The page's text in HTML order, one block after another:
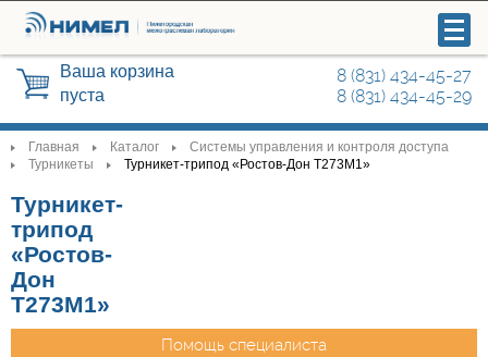
Видеонаблюдение
Системы управления и контроля
доступа
Охранные сигнализации
8 (831) 434-45-27
8 (831) 434-45-29
Ваша корзина
пуста
>
Главная Каталог
Системы управления и контроля доступа
Турникеты Турникет-трипод «Ростов-Дон Т273М1»
Турникет-
трипод
«Ростов-
Дон
Т273М1»
Помощь специалиста